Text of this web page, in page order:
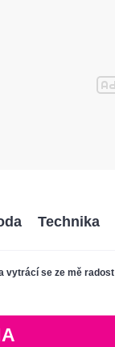
vytrácí se ze mě radost
Technika